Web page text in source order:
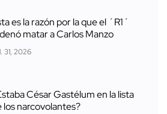
es la razón por la que el ´R1´
matar a Carlos Manzo
31, 2026
César Gastélum en la lista
los narcovolantes?